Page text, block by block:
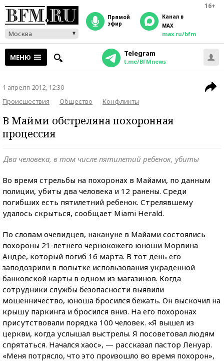
16+
Москва
прямой
эфир
Канал в
MAX
max.ru/bfm
МЕНЮ Telegram
t.me/BFMnews
1 апреля 2012, 12:30
Происшествия
Общество Конфликты
В Майми обстреляна похоронная
процессия
Два человека, в том числе пятилетий ребенок, убиты
Во время стрельбы на похоронах в Майами, по данным
полиции, убиты два человека и 12 ранены. Среди
погибших есть пятилетний ребенок. Стрелявшему
удалось скрыться, сообщает Miami Herald.
По словам очевидцев, накануне в Майами состоялись
похороны 21-летнего чернокожего юноши Морвина
Андре, который погиб 16 марта. В тот день его
заподозрили в попытке использования украденной
банковской карты в одном из магазинов. Когда
сотрудники службы безопасности выявили
мошенничество, юноша бросился бежать. Он выскочил на
крышу паркинга и бросился вниз. На его похоронах
присутствовали порядка 100 человек. «Я вышел из
церкви, когда услышал выстрелы. Я посоветовал людям
спрятаться. Начался хаос», — рассказал пастор Ленуар.
«Меня потрясло, что это произошло во время похорон»,